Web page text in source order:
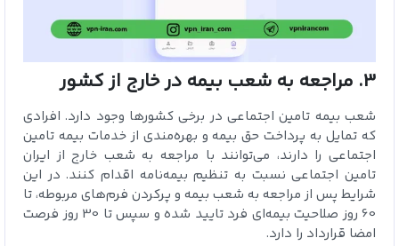
3. مراجعه به شعب بیمه در خارج از کشور
شعب بیمه تامین اجتماعی در برخی کشورها وجود دارد. افرادی
که تمایل به پرداخت حق بیمه و بهره‌مندی از خدمات بیمه تامین
اجتماعی را دارند، می‌توانند با مراجعه به شعب خارج از ایران
تامین اجتماعی نسبت به تنظیم بیمه‌نامه اقدام کنند. در این
شرایط پس از مراجعه به شعب بیمه و پرکردن فرم‌های مربوطه، تا
60 روز صلاحیت بیمه‌ای فرد تایید شده و سپس تا 30 روز فرصت
امضا قرارداد را دارد.